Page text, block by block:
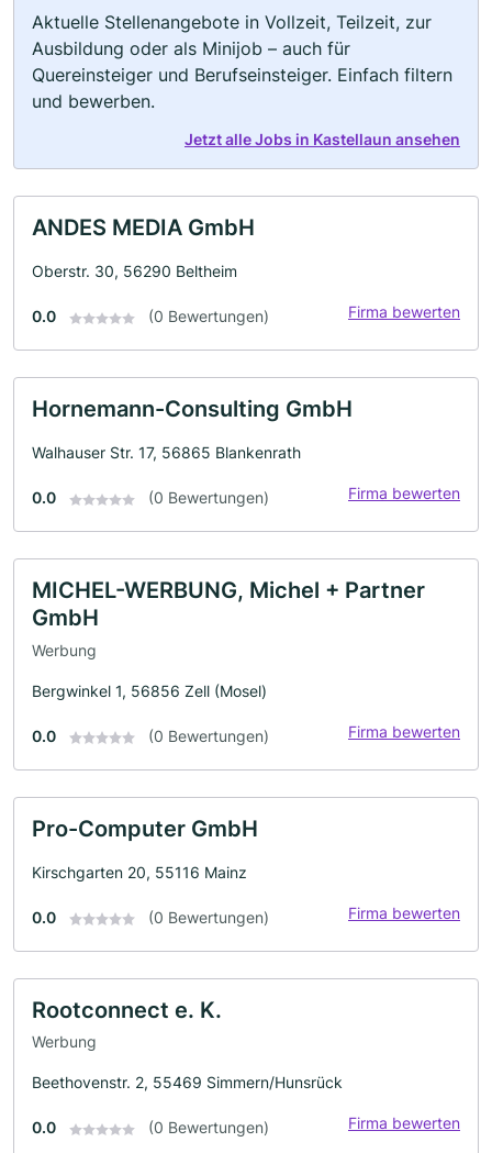
Aktuelle Stellenangebote in Vollzeit, Teilzeit, zur
Ausbildung oder als Minijob – auch für
Quereinsteiger und Berufseinsteiger. Einfach filtern
und bewerben.
Jetzt alle Jobs in Kastellaun ansehen
ANDES MEDIA GmbH
Oberstr. 30, 56290 Beltheim
0.0 (0 Bewertungen) Firma bewerten
Hornemann-Consulting GmbH
Walhauser Str. 17, 56865 Blankenrath
0.0 (0 Bewertungen) Firma bewerten
MICHEL-WERBUNG, Michel + Partner
GmbH
Werbung
Bergwinkel 1, 56856 Zell (Mosel)
0.0 (0 Bewertungen) Firma bewerten
Pro-Computer GmbH
Kirschgarten 20, 55116 Mainz
0.0 (0 Bewertungen) Firma bewerten
Rootconnect e. K.
Werbung
Beethovenstr. 2, 55469 Simmern/Hunsrück
0.0 (0 Bewertungen) Firma bewerten